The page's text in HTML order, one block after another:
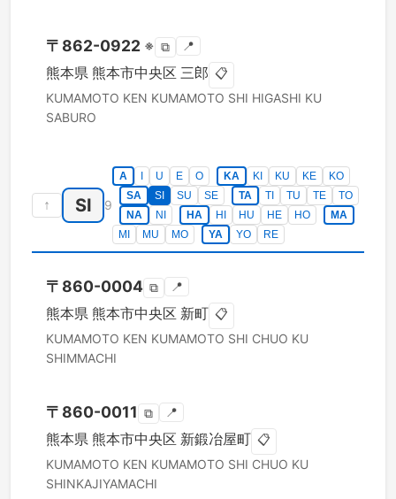
〒 862-0922 ※ ⧉ 📍
熊本県 熊本市中央区 三郎 📋
KUMAMOTO KEN KUMAMOTO SHI HIGASHI KU
SABURO
↑ SI 9
A U E O KA KI KU KE
KO
SA
SI SU SE TA TI TU TE
TO
NA
NI HA HI HU HE HO
MA
MI
MU MO YA YO RE
〒 860-0004 ⧉ 📍
熊本県 熊本市中央区 新町 📋
KUMAMOTO KEN KUMAMOTO SHI CHUO KU
SHIMMACHI
〒 860-0011 ⧉ 📍
熊本県 熊本市中央区 新鍛冶屋町 📋
KUMAMOTO KEN KUMAMOTO SHI CHUO KU
SHINKAJIYAMACHI